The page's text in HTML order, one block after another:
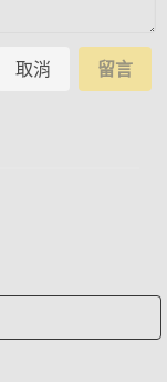
取消 留言